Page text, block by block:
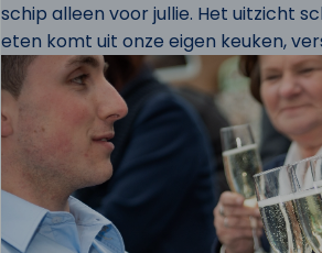
schip alleen voor jullie. Het uitzicht
eten komt uit onze eigen keuken,